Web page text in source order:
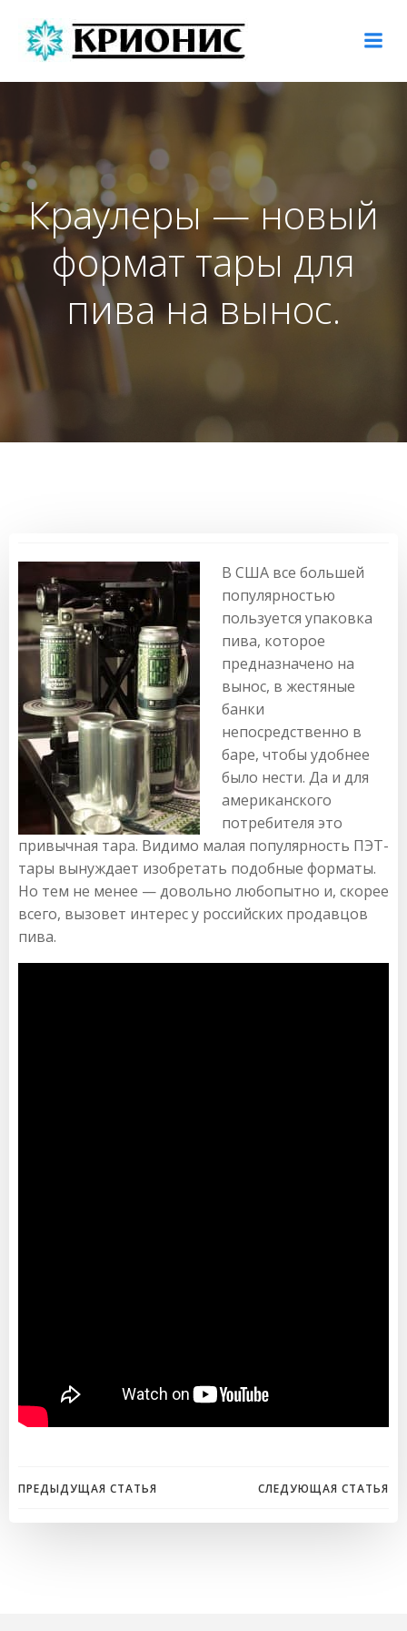
к
содержимому
Краулеры — новый
формат тары для
пива на вынос.
В США все большей
популярностью
пользуется упаковка
пива, которое
предназначено на
вынос, в жестяные
банки
непосредственно в
баре, чтобы удобнее
было нести. Да и для
американского
потребителя это
привычная тара. Видимо малая популярность ПЭТ-
тары вынуждает изобретать подобные форматы.
Но тем не менее — довольно любопытно и, скорее
всего, вызовет интерес у российских продавцов
пива.
Навигация
по
ПРЕДЫДУЩАЯ СТАТЬЯ
Навигация
по
СЛЕДУЮЩАЯ СТАТЬЯ